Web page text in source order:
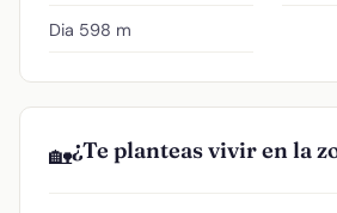
Dia 598 m
🏡¿Te planteas vivir en la